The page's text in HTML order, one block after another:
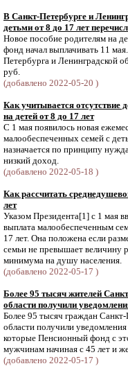
В Санкт-Петербурге и
детьми от 8 до 17 лет
Новое пособие родителям на
фонд начал выплачивать 11
Петербурга и Ленинградской
руб.
(добавлено 2022-05-20 )
Как учитывается отсутствие
на детей от 8 до 17 лет
С 1 мая появилось новая
малообеспеченных семей с
назначается по принципу
низкий доход.
(добавлено 2022-05-18 )
Как рассчитать
лет
Указом Президента[1] с 1 мая
выплата малообеспеченным
17 лет. Она положена если
семьи не превышает величину
минимума на душу населения.
(добавлено 2022-05-17 )
Более 95 тысяч жителей
области получили
Более 95 тысяч граждан
области получили
которые Пенсионный фонд с
мужчинам начиная с 45 лет и
(добавлено 2022-05-17 )